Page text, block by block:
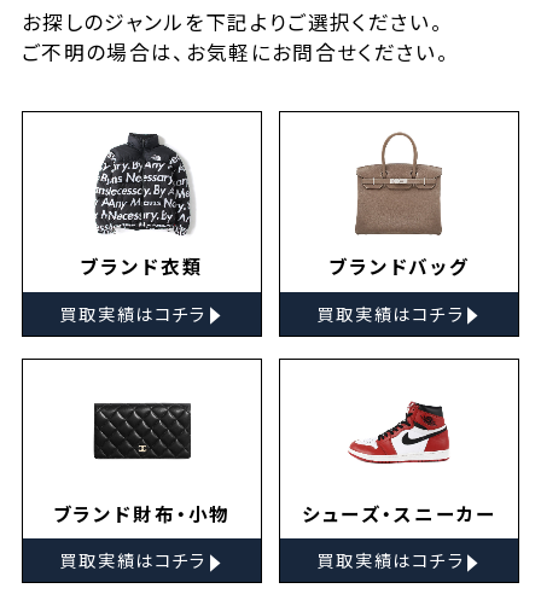
お探しのジャンルを下記よりご選択ください。
ご不明の場合は、お気軽にお問合せください。
ブランド衣類
買取実績はコチラ ▸
ブランドバッグ
買取実績はコチラ ▸
ブランド財布・小物
買取実績はコチラ ▸
シューズ・スニーカー
買取実績はコチラ ▸